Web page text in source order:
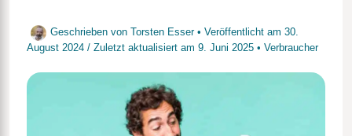
Geschrieben von Torsten Esser • Veröffentlicht am 30.
August 2024 / Zuletzt aktualisiert am 9. Juni 2025• Verbraucher